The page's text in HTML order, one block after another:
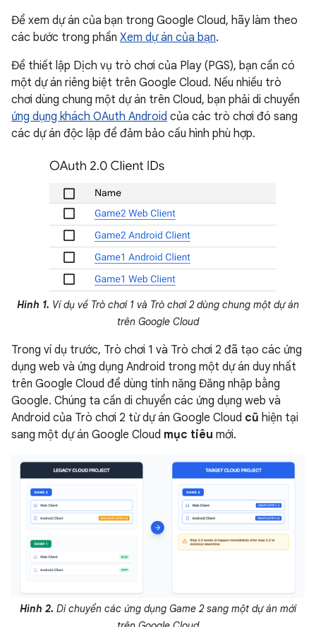
Để xem dự án của bạn trong Google Cloud, hãy làm theo
các bước trong phần Xem dự án của bạn.
Để thiết lập Dịch vụ trò chơi của Play (PGS), bạn cần có
một dự án riêng biệt trên Google Cloud. Nếu nhiều trò
chơi dùng chung một dự án trên Cloud, bạn phải di chuyển
ứng dụng khách OAuth Android của các trò chơi đó sang
các dự án độc lập để đảm bảo cấu hình phù hợp.
Hình 1. Ví dụ về Trò chơi 1 và Trò chơi 2 dùng chung một dự án
trên Google Cloud
Trong ví dụ trước, Trò chơi 1 và Trò chơi 2 đã tạo các ứng
dụng web và ứng dụng Android trong một dự án duy nhất
trên Google Cloud để dùng tính năng Đăng nhập bằng
Google. Chúng ta cần di chuyển các ứng dụng web và
Android của Trò chơi 2 từ dự án Google Cloud cũ hiện tại
sang một dự án Google Cloud mục tiêu mới.
Hình 2. Di chuyển các ứng dụng Game 2 sang một dự án mới